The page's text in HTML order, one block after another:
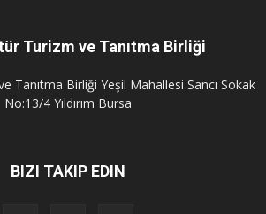
Turizm ve Tanıtma Birliği
Tanıtma Birliği Yeşil Mahallesi Sancı Sokak
No:13/4 Yıldırım Bursa
BIZI TAKIP EDIN